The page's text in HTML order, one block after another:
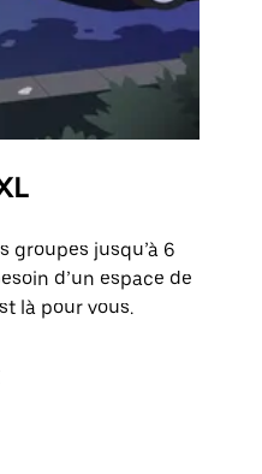
groupes jusqu’à 6
d’un espace de
là pour vous.